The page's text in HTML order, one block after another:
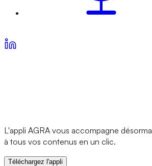
L'appli AGRA vous accompagne
à tous vos contenus en un clic.
Téléchargez l'appli